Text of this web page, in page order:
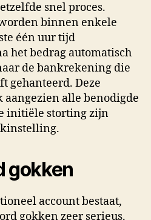
snel proces.
binnen enkele
één uur tijd
het bedrag automatisch
de bankrekening die
gehanteerd. Deze
alle benodigde
initiële storting zijn
gokken
account bestaat,
gokken zeer serieus.